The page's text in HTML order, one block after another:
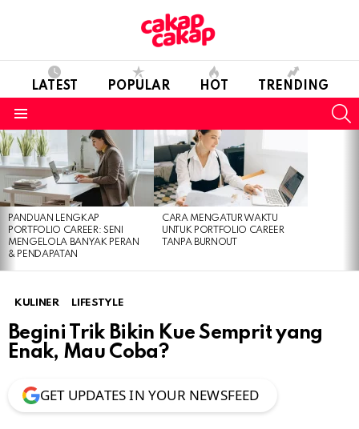
LATEST POPULAR HOT TRENDING
LATEST
STORIES
PANDUAN LENGKAP
PORTFOLIO CAREER: SENI
MENGELOLA BANYAK PERAN
& PENDAPATAN
CARA MENGATUR WAKTU
UNTUK PORTFOLIO CAREER
TANPA BURNOUT
KULINER LIFESTYLE
Begini Trik Bikin Kue Semprit yang
Enak, Mau Coba?
GET UPDATES IN YOUR NEWSFEED